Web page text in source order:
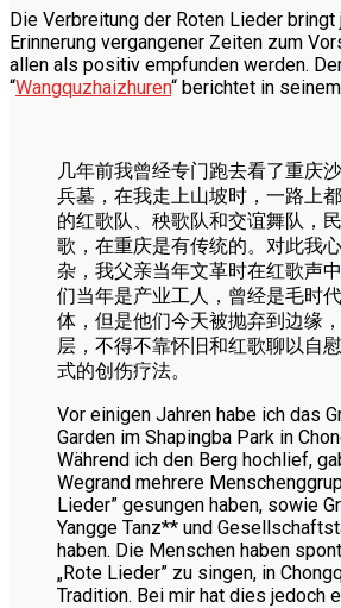
Die Verbreitung der Roten Lieder
Erinnerung vergangener Zeiten zum
allen als positiv empfunden werden.
“Wangquzhaizhuren“ berichtet in
几年前我曾经专门跑去看了重庆
兵墓，在我走上山坡时，一路上
的红歌队、秧歌队和交谊舞队，
歌，在重庆是有传统的。对此我
杂，我父亲当年文革时在红歌声
们当年是产业工人，曾经是毛时
体，但是他们今天被抛弃到边缘
层，不得不靠怀旧和红歌聊以自
式的创伤疗法。
Vor einigen Jahren habe ich das
Garden im Shapingba Park in
Während ich den Berg hochlief,
Wegrand mehrere
Lieder” gesungen haben, sowie
Yangge Tanz** und
haben. Die Menschen haben
„Rote Lieder” zu singen, in
Tradition. Bei mir hat dies jedoch